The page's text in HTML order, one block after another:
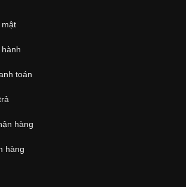
mật
toán
hàng
hàng